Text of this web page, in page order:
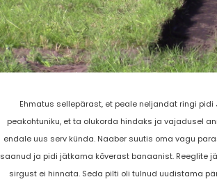
Ehmatus sellepärast, et peale neljandat ringi
peakohtuniku, et ta olukorda hindaks ja vajadusel
endale uus serv künda. Naaber suutis oma vagu
saanud ja pidi jätkama kõverast banaanist. Reeglite
sirgust ei hinnata. Seda pilti oli tulnud uudistama